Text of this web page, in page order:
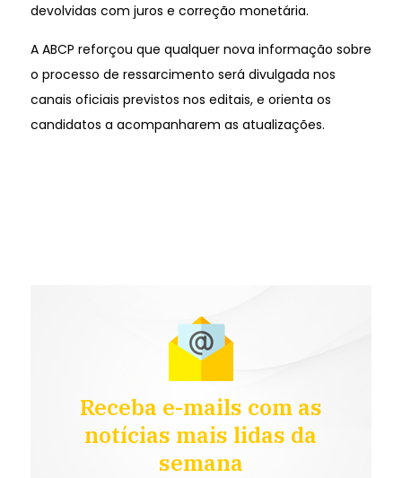
devolvidas com juros e correção monetária.
A ABCP reforçou que qualquer nova informação sobre
o processo de ressarcimento será divulgada nos
canais oficiais previstos nos editais, e orienta os
candidatos a acompanharem as atualizações.
Receba e-mails com as
notícias mais lidas da
semana